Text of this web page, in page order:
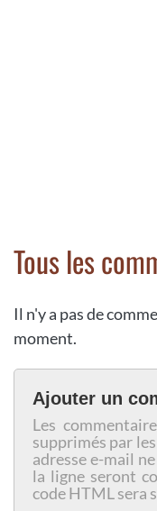
Tous les
Il n'y a pas de
moment.
Ajouter un
Les
supprimés par
adresse e-mail
la ligne seront
code HTML sera